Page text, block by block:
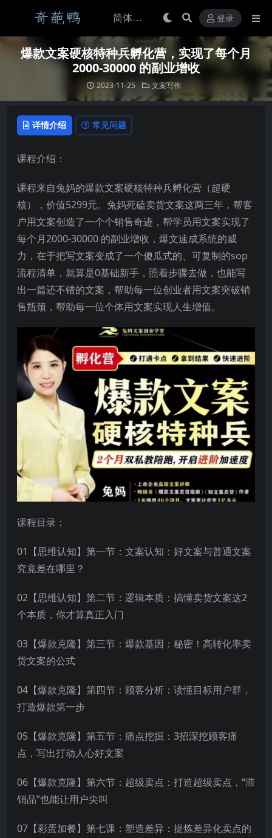
登录
爆款文案硬核特种兵孵化营，实现了每个月
2000-30000 的副业增收
2023-11-25 文案写作
详情介绍 常见问题
课程介绍：
课程来自兔妈的爆款文案硬核特种兵孵化营（超硬
核），价值5299元。兔妈死磕卖货文案这两三年，帮客
户用文案创造了一个个销售奇迹，帮学员用文案实现了
每个月2000-30000 的副业增收，爆文速成系统的威
力，在于把写文案变成了一个傻瓜式的、可复制的sop
流程清单，就算是0基础新手，照着步骤去做，也能写
出一篇还不错的文案，帮助每一位创业者用文案突破销
售瓶颈，帮助每一位个体用文案实现人生增值。
课程目录：
01【思维认知】第一节：文案认知：好文案与普通文案
究竟差在哪里？
02【思维认知】第二节：逻辑本质：搞懂卖货文案这2
个本质，你才算真正入门
03【爆款克隆】第三节：爆款基因：秘密！高转化率卖
货文案的公式
04【爆款克隆】第四节：顾客分析：读懂目标用户群，
打造爆款第一步
05【爆款克隆】第五节：痛点挖掘：3招深挖顾客痛
点，写出打动人心好文案
06【爆款克隆】第六节：超级卖点：打造超级卖点，“滞
销品”也能让用户尖叫
07【彩蛋加餐】第七课：塑造差异：提炼差异化卖点的